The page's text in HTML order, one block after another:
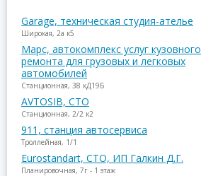
Garage, техническая студия-ателье
Широкая, 2а к5
Марс, автокомплекс услуг кузовного
ремонта для грузовых и легковых
автомобилей
Станционная, 38 кД19Б
AVTOSIB, СТО
Станционная, 2/2 к2
911, станция автосервиса
Троллейная, 1/1
Eurostandart, СТО, ИП Галкин Д.Г.
Планировочная, 7г - 1 этаж